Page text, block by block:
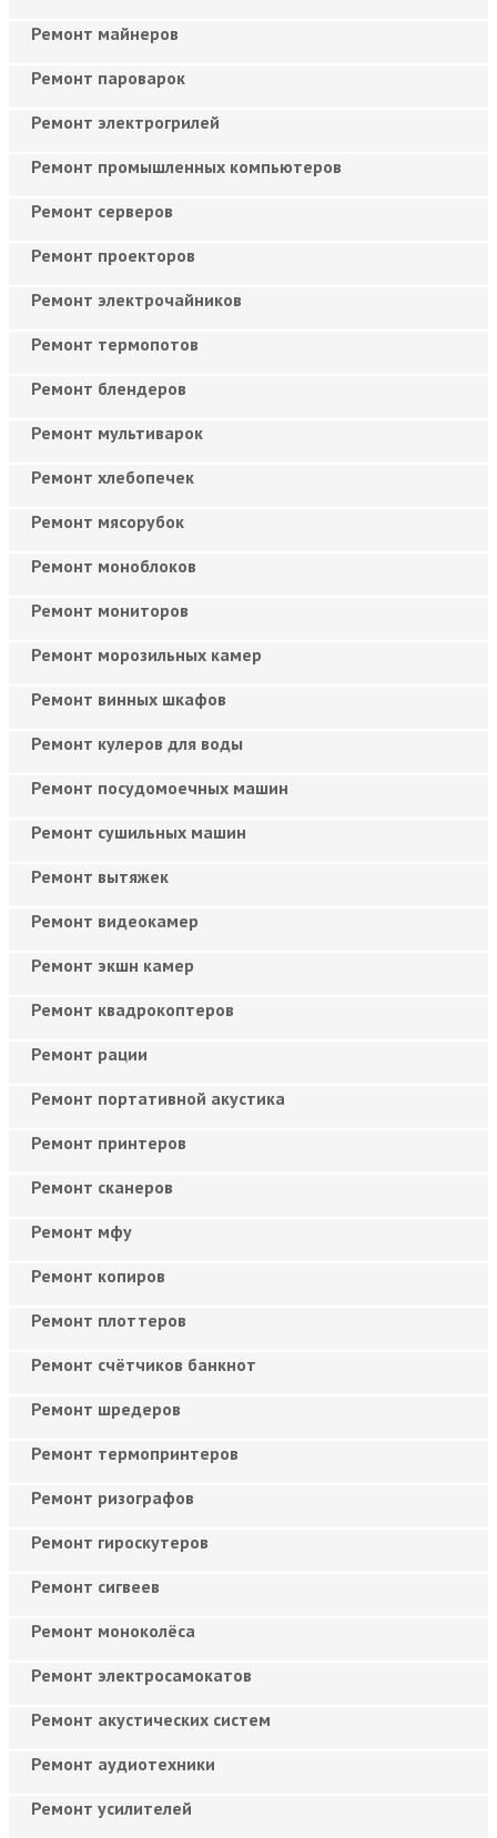
Ремонт майнеров
Ремонт пароварок
Ремонт электрогрилей
Ремонт промышленных компьютеров
Ремонт серверов
Ремонт проекторов
Ремонт электрочайников
Ремонт термопотов
Ремонт блендеров
Ремонт мультиварок
Ремонт хлебопечек
Ремонт мясорубок
Ремонт моноблоков
Ремонт мониторов
Ремонт морозильных камер
Ремонт винных шкафов
Ремонт кулеров для воды
Ремонт посудомоечных машин
Ремонт сушильных машин
Ремонт вытяжек
Ремонт видеокамер
Ремонт экшн камер
Ремонт квадрокоптеров
Ремонт рации
Ремонт портативной акустика
Ремонт принтеров
Ремонт сканеров
Ремонт мфу
Ремонт копиров
Ремонт плоттеров
Ремонт счётчиков банкнот
Ремонт шредеров
Ремонт термопринтеров
Ремонт ризографов
Ремонт гироскутеров
Ремонт сигвеев
Ремонт моноколёса
Ремонт электросамокатов
Ремонт акустических систем
Ремонт аудиотехники
Ремонт усилителей